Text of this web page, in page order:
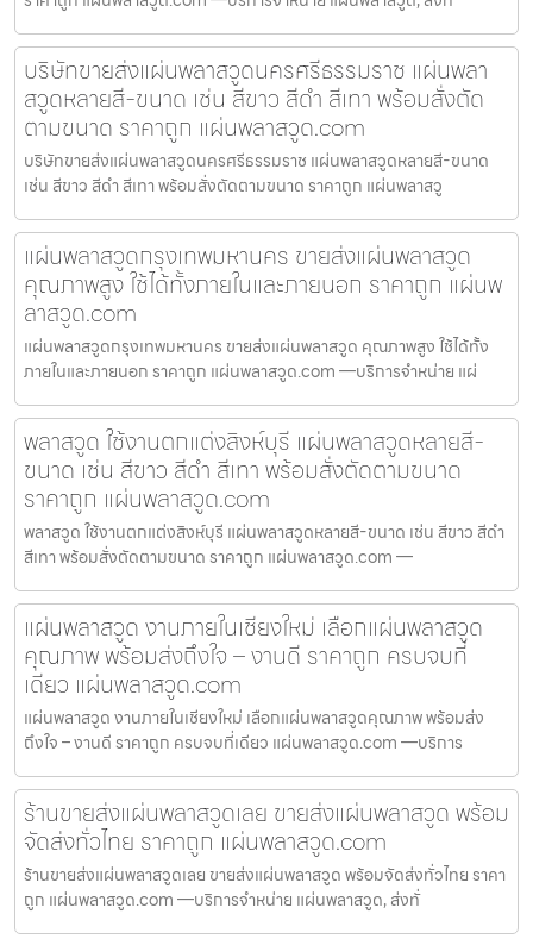
บริษัทขายส่งแผ่นพลาสวูดนครศรีธรรมราช แผ่นพลา
สวูดหลายสี-ขนาด เช่น สีขาว สีดำ สีเทา พร้อมสั่งตัด
ตามขนาด ราคาถูก แผ่นพลาสวูด.com
บริษัทขายส่งแผ่นพลาสวูดนครศรีธรรมราช แผ่นพลาสวูดหลายสี-ขนาด
เช่น สีขาว สีดำ สีเทา พร้อมสั่งตัดตามขนาด ราคาถูก แผ่นพลาสวู
แผ่นพลาสวูดกรุงเทพมหานคร ขายส่งแผ่นพลาสวูด
คุณภาพสูง ใช้ได้ทั้งภายในและภายนอก ราคาถูก แผ่นพ
ลาสวูด.com
แผ่นพลาสวูดกรุงเทพมหานคร ขายส่งแผ่นพลาสวูด คุณภาพสูง ใช้ได้ทั้ง
ภายในและภายนอก ราคาถูก แผ่นพลาสวูด.com —บริการจำหน่าย แผ่
พลาสวูด ใช้งานตกแต่งสิงห์บุรี แผ่นพลาสวูดหลายสี-
ขนาด เช่น สีขาว สีดำ สีเทา พร้อมสั่งตัดตามขนาด
ราคาถูก แผ่นพลาสวูด.com
พลาสวูด ใช้งานตกแต่งสิงห์บุรี แผ่นพลาสวูดหลายสี-ขนาด เช่น สีขาว สีดำ
สีเทา พร้อมสั่งตัดตามขนาด ราคาถูก แผ่นพลาสวูด.com —
แผ่นพลาสวูด งานภายในเชียงใหม่ เลือกแผ่นพลาสวูด
คุณภาพ พร้อมส่งถึงใจ – งานดี ราคาถูก ครบจบที่
เดียว แผ่นพลาสวูด.com
แผ่นพลาสวูด งานภายในเชียงใหม่ เลือกแผ่นพลาสวูดคุณภาพ พร้อมส่ง
ถึงใจ – งานดี ราคาถูก ครบจบที่เดียว แผ่นพลาสวูด.com —บริการ
ร้านขายส่งแผ่นพลาสวูดเลย ขายส่งแผ่นพลาสวูด พร้อม
จัดส่งทั่วไทย ราคาถูก แผ่นพลาสวูด.com
ร้านขายส่งแผ่นพลาสวูดเลย ขายส่งแผ่นพลาสวูด พร้อมจัดส่งทั่วไทย ราคา
ถูก แผ่นพลาสวูด.com —บริการจำหน่าย แผ่นพลาสวูด, ส่งทั่